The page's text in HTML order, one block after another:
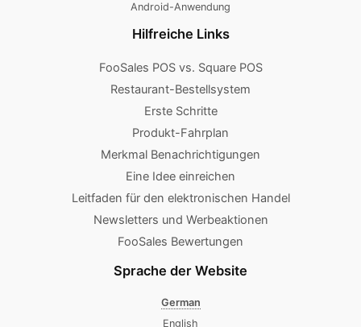
Android-Anwendung
Hilfreiche Links
FooSales POS vs. Square POS
Restaurant-Bestellsystem
Erste Schritte
Produkt-Fahrplan
Merkmal Benachrichtigungen
Eine Idee einreichen
Leitfaden für den elektronischen Handel
Newsletters und Werbeaktionen
FooSales Bewertungen
Sprache der Website
German
English